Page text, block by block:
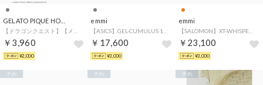
￥3,960
¥2,000
emmi
￥17,600
¥3,000
emmi
【SALOMON】XT-WHISPER NOSTALGIA （ORG）
￥23,100
¥3,000
予約 予約 予約